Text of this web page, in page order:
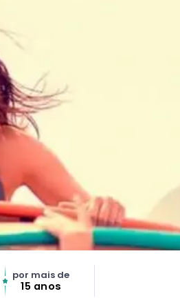
por mais de
15 anos